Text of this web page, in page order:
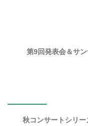
第9回発表会＆サ
秋コンサートシリー